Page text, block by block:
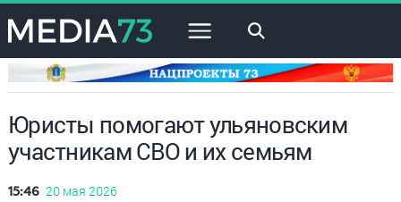
×
Юристы помогают ульяновским
участникам СВО и их семьям
15:46 20 мая 2026